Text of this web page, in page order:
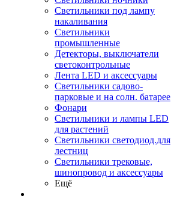
Светильники под лампу
накаливания
Светильники
промышленные
Детекторы, выключатели
светоконтрольные
Лента LED и аксессуары
Светильники садово-
парковые и на солн. батарее
Фонари
Светильники и лампы LED
для растений
Светильники светодиод.для
лестниц
Светильники трековые,
шинопровод и аксессуары
Ещё